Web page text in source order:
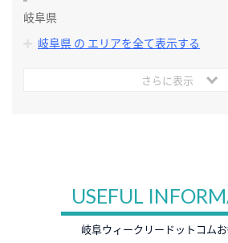
岐阜県
岐阜県 の エリアを全て表示する
さらに表示
USEFUL
岐阜ウィークリードットコム